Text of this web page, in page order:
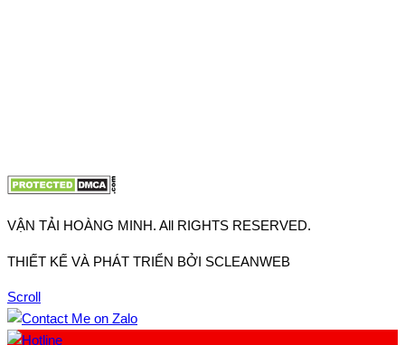
VẬN TẢI HOÀNG MINH. All RIGHTS RESERVED.
THIẾT KẾ VÀ PHÁT TRIỂN BỞI SCLEANWEB
Scroll